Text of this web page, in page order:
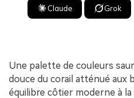
Claude Grok
Une palette de couleurs
douce du corail atténué aux
équilibre côtier moderne à